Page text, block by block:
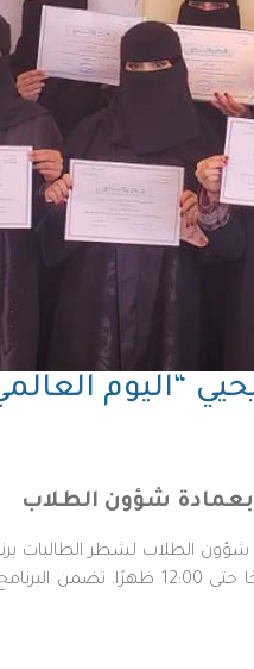
“اليوم
شؤون الطلاب
شؤون الطلاب لشطر
الخميس 21 نوفمبر 2024 من